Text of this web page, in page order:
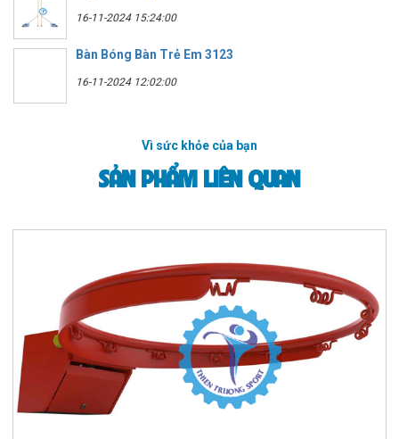
16-11-2024 15:24:00
Bàn Bóng Bàn Trẻ Em 3123
16-11-2024 12:02:00
Vì sức khỏe của bạn
SẢN PHẨM LIÊN QUAN